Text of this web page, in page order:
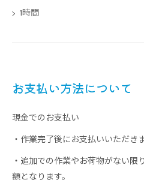
1時間
お支払い方法について
現金でのお支払い
・作業完了後にお支払いいただきま
・追加での作業やお荷物がない限
額となります。